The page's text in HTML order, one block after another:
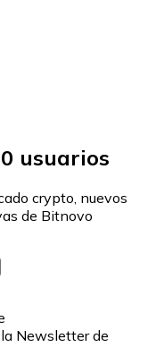
usuarios
crypto, nuevos
de Bitnovo
Newsletter de